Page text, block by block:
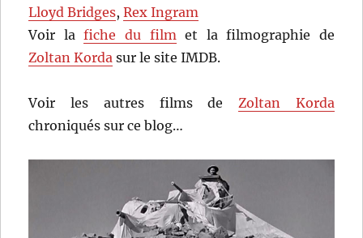
Lloyd Bridges,Rex Ingram
Voir lafiche du filmet la filmographie de
Zoltan Korda sur le site IMDB.
Voir les autres films de Zoltan Korda
chroniqués sur ce blog…